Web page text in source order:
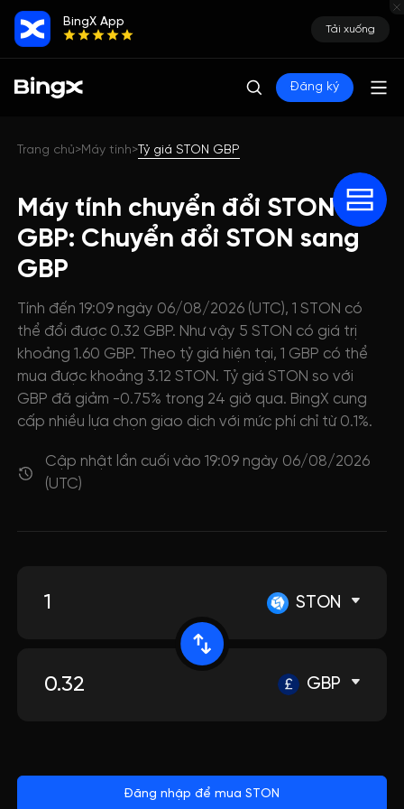
BingX App
Tải xuống
Đăng ký
Trang chủ>Máy tính>Tỷ giá STON GBP
Máy tính chuyển đổi STON
GBP: Chuyển đổi STON sang
GBP
Tính đến 19:09 ngày 06/08/2026 (UTC), 1 STON có
thể đổi được 0.32 GBP. Như vậy 5 STON có giá trị
khoảng 1.60 GBP. Theo tỷ giá hiện tại, 1 GBP có thể
mua được khoảng 3.12 STON. Tỷ giá STON so với
GBP đã giảm -0.75% trong 24 giờ qua. BingX cung
cấp nhiều lựa chọn giao dịch với mức phí chỉ từ 0.1%.
Cập nhật lần cuối vào 19:09 ngày 06/08/2026
(UTC)
STON
GBP
Đăng nhập để mua STON